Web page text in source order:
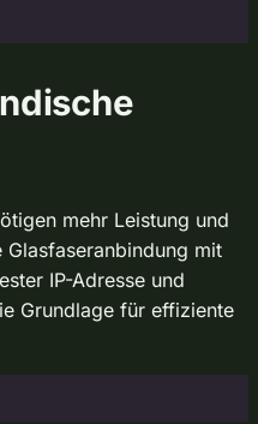
mehr Leistung und
mit
IP-Adresse und
Grundlage für effiziente